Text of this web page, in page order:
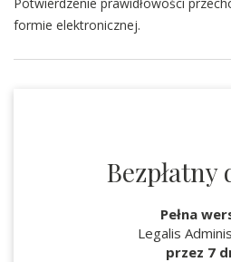
formie elektronicznej.
Bezpłatny
Pełna
Legalis
przez 7